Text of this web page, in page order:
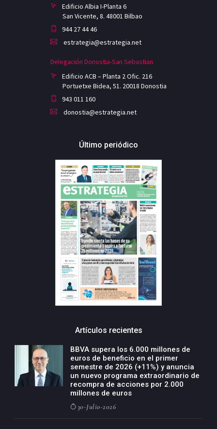
Edificio Albia I-Planta 6
San Vicente, 8. 48001 Bilbao
944 27 44 46
estrategia@estrategia.net
Delegación Donostia-San Sebastian
Edificio ACB – Planta 2 Ofic. 216
Portuetxe Bidea, 51. 20018 Donostia
943 011 160
donostia@estrategia.net
Último periódico
Artículos recientes
BBVA supera los 6.000 millones de
euros de beneficio en el primer
semestre de 2026 (+11%) y anuncia
un nuevo programa extraordinario de
recompra de acciones por 2.000
millones de euros
30-Julio-2026